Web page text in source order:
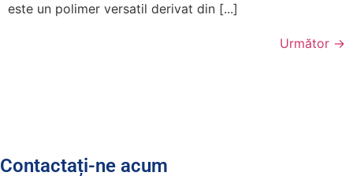
este un polimer versatil derivat din [...]
Următor →
Contactați-ne acum